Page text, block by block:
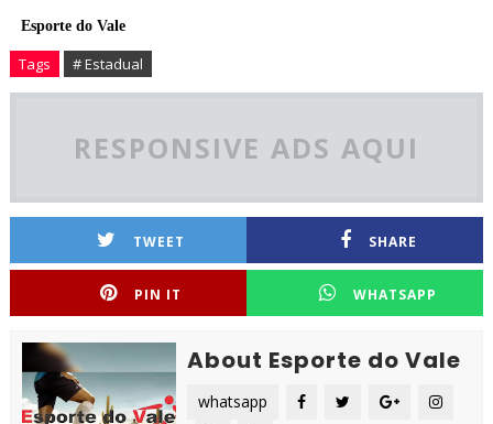
Esporte do Vale
Tags # Estadual
RESPONSIVE ADS AQUI
TWEET SHARE
PIN IT WHATSAPP
About Esporte do Vale
whatsapp